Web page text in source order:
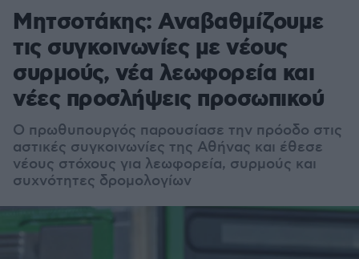
Μητσοτάκης: Αναβαθμίζουμε
τις συγκοινωνίες με νέους
συρμούς, νέα λεωφορεία και
νέες προσλήψεις προσωπικού
Ο πρωθυπουργός παρουσίασε την πρόοδο στις
αστικές συγκοινωνίες της Αθήνας και έθεσε
νέους στόχους για λεωφορεία, συρμούς και
συχνότητες δρομολογίων